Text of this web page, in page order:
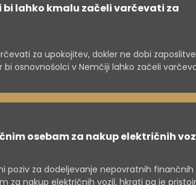
bi lahko kmalu začeli varčevati za
za upokojitev, dokler ne dobi
bi osnovnošolci v Nemčiji lahko začeli
osebam za nakup električnih
poziv za dodeljevanje nepovratnih finančnih
za nakup električnih vozil, hkrati pa je